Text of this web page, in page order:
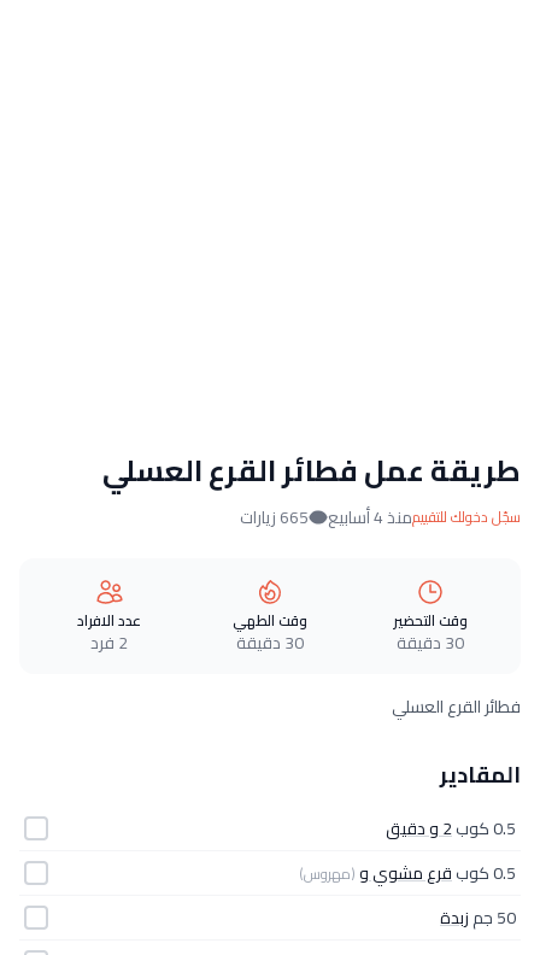
طريقة عمل فطائر القرع العسلي
سجّل دخولك للتقييممنذ 4 أسابيع 665 زيارات
وقت التحضير
30 دقيقة
وقت الطهي
30 دقيقة
عدد الافراد
2 فرد
فطائر القرع العسلي
المقادير
0.5 كوب
2 و دقيق
0.5 كوب
قرع مشوي و(مهروس)
50 جم
زبدة